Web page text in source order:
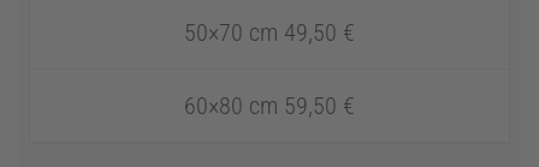
50×70 cm 49,50 €
60×80 cm 59,50 €